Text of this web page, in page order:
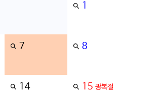
1
7 8
14 15 광복절